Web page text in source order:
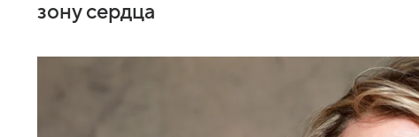
зону сердца